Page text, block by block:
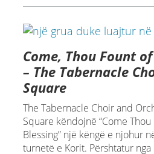
Come, Thou Fount
– The Tabernacle
Square
The Tabernacle Choir and
Square këndojnë “Come
Blessing” një këngë e njohur
turnetë e Korit. Përshtatur